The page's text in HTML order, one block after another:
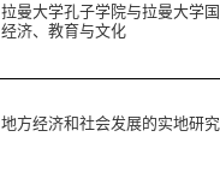
拉曼大学孔子学院与拉曼大学
经济、教育与文化
地方经济和社会发展的实地研究